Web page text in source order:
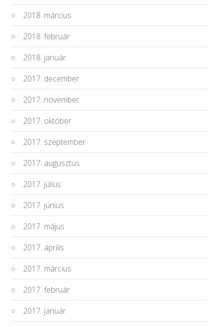
2018. március
2018. február
2018. január
2017. december
2017. november
2017. október
2017. szeptember
2017. augusztus
2017. július
2017. június
2017. május
2017. április
2017. március
2017. február
2017. január